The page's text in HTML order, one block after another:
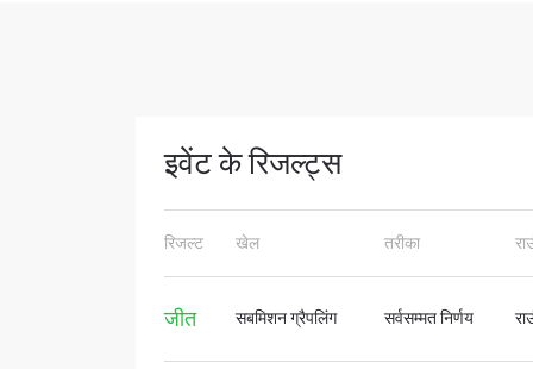
इवेंट के रिजल्ट्स
रिजल्ट खेल तरीका
जीत सबमिशन ग्रैपलिंग सर्वसम्मत निर्णय